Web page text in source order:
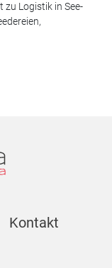
zu Logistik in See-
Kontakt